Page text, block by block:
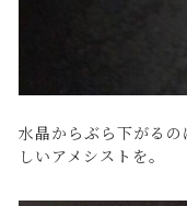
水晶からぶら下がる
しいアメシストを。